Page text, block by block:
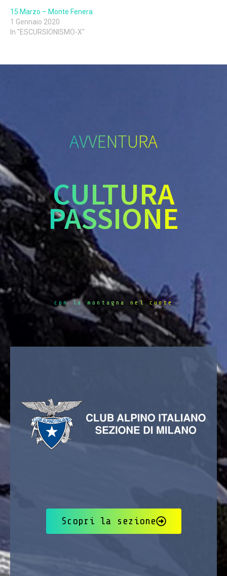
15 Marzo – Monte Fenera
1 Gennaio 2020
In "ESCURSIONISMO-X"
AVVENTURA
CULTURA
PASSIONE
con la montagna nel cuore
Scopri la sezione